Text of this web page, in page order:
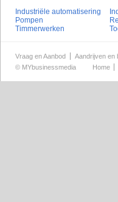
Industriële automatisering
Pompen
Timmerwerken
Vraag en Aanbod Aandrijven en
© MYbusinessmedia Home